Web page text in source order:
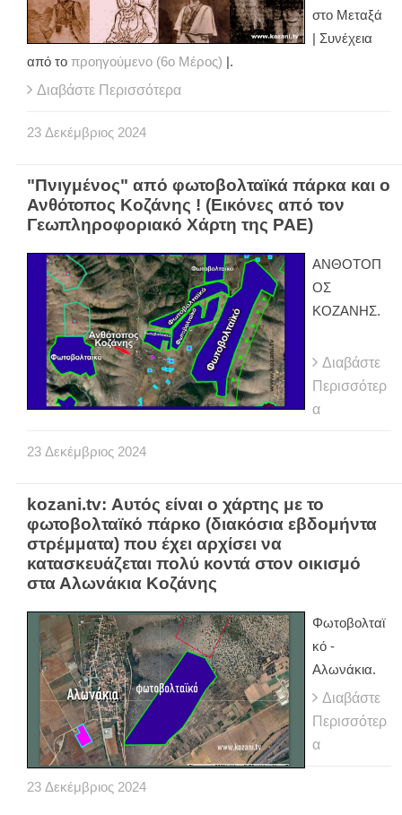
στο Μεταξά
| Συνέχεια
από το προηγούμενο (6ο Μέρος) |.
Διαβάστε Περισσότερα
23 Δεκέμβριος 2024
"Πνιγμένος" από φωτοβολταϊκά πάρκα και ο
Ανθότοπος Κοζάνης ! (Εικόνες από τον
Γεωπληροφοριακό Χάρτη της ΡΑΕ)
ΑΝΘΟΤΟΠ
ΟΣ
ΚΟΖΑΝΗΣ.
Διαβάστε
Περισσότερ
α
23 Δεκέμβριος 2024
kozani.tv: Αυτός είναι ο χάρτης με το
φωτοβολταϊκό πάρκο (διακόσια εβδομήντα
στρέμματα) που έχει αρχίσει να
κατασκευάζεται πολύ κοντά στον οικισμό
στα Αλωνάκια Κοζάνης
Φωτοβολταϊ
κό -
Αλωνάκια.
Διαβάστε
Περισσότερ
α
23 Δεκέμβριος 2024